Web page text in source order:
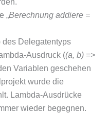
„Berechnung addiere =
des Delegatentyps
Ausdruck ((a, b) =>
Variablen geschehen
wurde die
Lambda-Ausdrücke
wieder begegnen.